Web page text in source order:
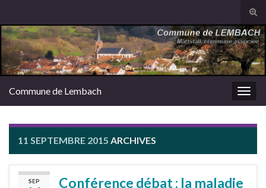
Search for:
Commune de Lembach
11 SEPTEMBRE 2015 ARCHIVES
SEP
Conférence débat : la maladie